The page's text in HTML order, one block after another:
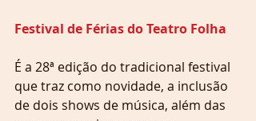
Festival de Férias do Teatro Folha
É a 28ª edição do tradicional festival
que traz como novidade, a inclusão
de dois shows de música, além das